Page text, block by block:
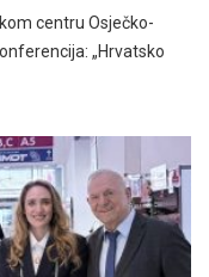
centru Osječko-
„Hrvatsko